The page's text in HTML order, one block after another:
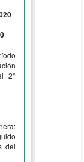
2°
del